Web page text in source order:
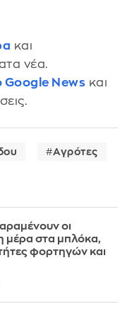
και
νέα.
Google News και
Αγρότες
οι
μέρα στα μπλόκα,
φορτηγών και